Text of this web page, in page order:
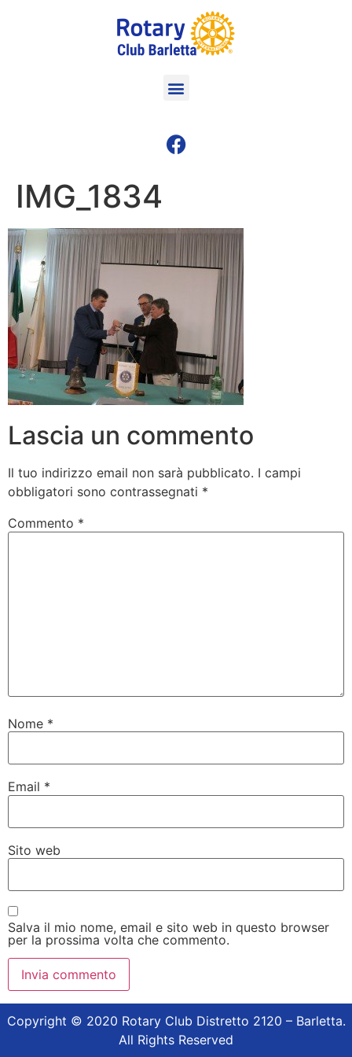
IMG_1834
Lascia un commento
Il tuo indirizzo email non sarà pubblicato. I campi
obbligatori sono contrassegnati *
Commento *
Nome *
Email *
Sito web
Salva il mio nome, email e sito web in questo browser
per la prossima volta che commento.
Copyright © 2020 Rotary Club Distretto 2120 – Barletta.
All Rights Reserved